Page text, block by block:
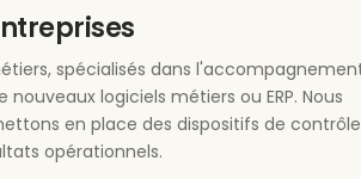
spécialisés dans
logiciels métiers ou ERP. Nous
en place des dispositifs de contrôle
opérationnels.